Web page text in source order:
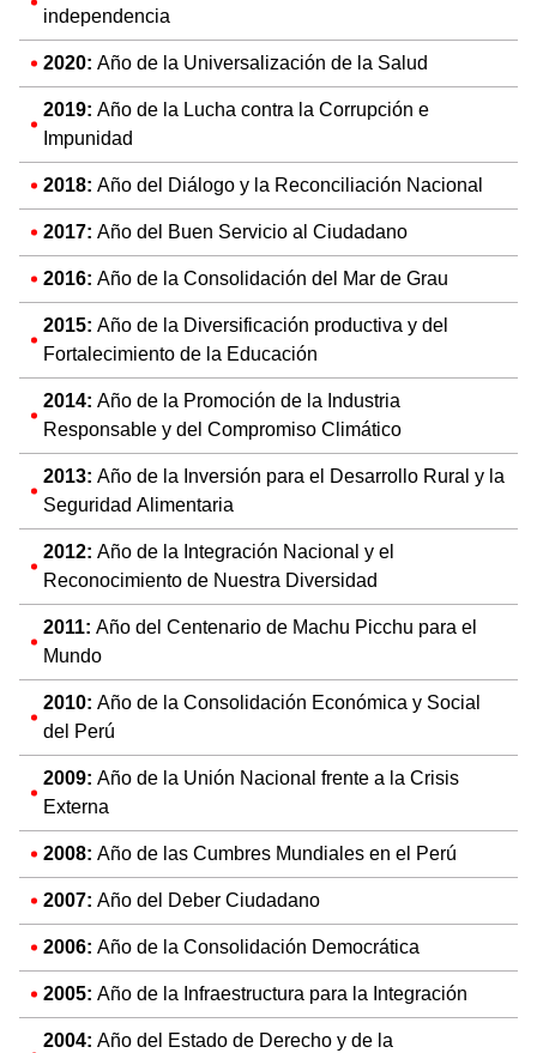
independencia
2020: Año de la Universalización de la Salud
2019: Año de la Lucha contra la Corrupción e
Impunidad
2018: Año del Diálogo y la Reconciliación Nacional
2017: Año del Buen Servicio al Ciudadano
2016: Año de la Consolidación del Mar de Grau
2015: Año de la Diversificación productiva y del
Fortalecimiento de la Educación
2014: Año de la Promoción de la Industria
Responsable y del Compromiso Climático
2013: Año de la Inversión para el Desarrollo Rural y la
Seguridad Alimentaria
2012: Año de la Integración Nacional y el
Reconocimiento de Nuestra Diversidad
2011: Año del Centenario de Machu Picchu para el
Mundo
2010: Año de la Consolidación Económica y Social
del Perú
2009: Año de la Unión Nacional frente a la Crisis
Externa
2008: Año de las Cumbres Mundiales en el Perú
2007: Año del Deber Ciudadano
2006: Año de la Consolidación Democrática
2005: Año de la Infraestructura para la Integración
2004: Año del Estado de Derecho y de la